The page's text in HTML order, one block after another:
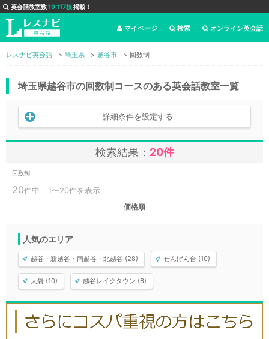
英会話教室数19,117校掲載！
オンライン英会話
検索
マイページ
レスナビ英会話 埼玉県 越谷市 回数制
埼玉県越谷市の回数制コースのある英会話教室一覧
詳細条件を設定する
検索結果： 20件
回数制
20件中 1〜20件を表示
価格順
人気のエリア
越谷・新越谷・南越谷・北越谷 (28) せんげん台 (10)
大袋 (10) 越谷レイクタウン (6)